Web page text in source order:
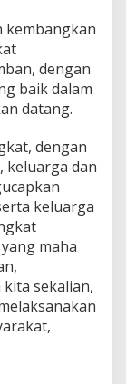
kembangkan
dengan
baik dalam
datang.
dengan
keluarga dan
keluarga
maha
sekalian,